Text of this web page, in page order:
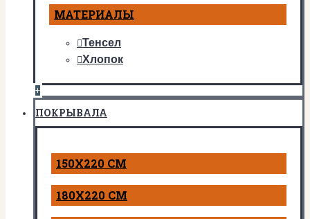
МАТЕРИАЛЫ
Тенсел
Хлопок
+
ПОКРЫВАЛА
150Х220 СМ
180Х220 СМ